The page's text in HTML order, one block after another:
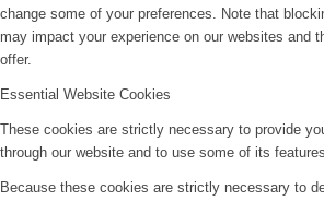
change some of your preferences. Note that
may impact your experience on our websites and
offer.
Essential Website Cookies
These cookies are strictly necessary to provide
through our website and to use some of its features.
Because these cookies are strictly necessary to